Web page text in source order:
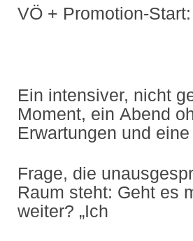
VÖ + Promotion-
Ein intensiver, nicht
Moment, ein Abend
Erwartungen und eine
Frage, die
Raum steht: Geht es
weiter? „Ich